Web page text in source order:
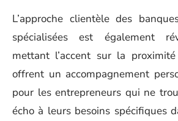
L’approche clientèle des
spécialisées est également
mettant l’accent sur la
offrent un accompagnement
pour les entrepreneurs qui ne
écho à leurs besoins spécifiques